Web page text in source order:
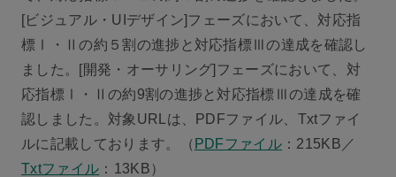
[ビジュアル・UIデザイン]フェーズにおいて、対応指
標Ⅰ・Ⅱの約５割の進捗と対応指標Ⅲの達成を確認し
ました。[開発・オーサリング]フェーズにおいて、対
応指標Ⅰ・Ⅱの約9割の進捗と対応指標Ⅲの達成を確
認しました。対象URLは、PDFファイル、Txtファイ
ルに記載しております。（ PDFファイル ：215KB／
Txtファイル ：13KB）